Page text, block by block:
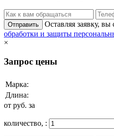
Отправить Оставляя заявку, вы
обработки и защиты
×
Запрос цены
Марка:
Длина:
от руб. за
количество, :